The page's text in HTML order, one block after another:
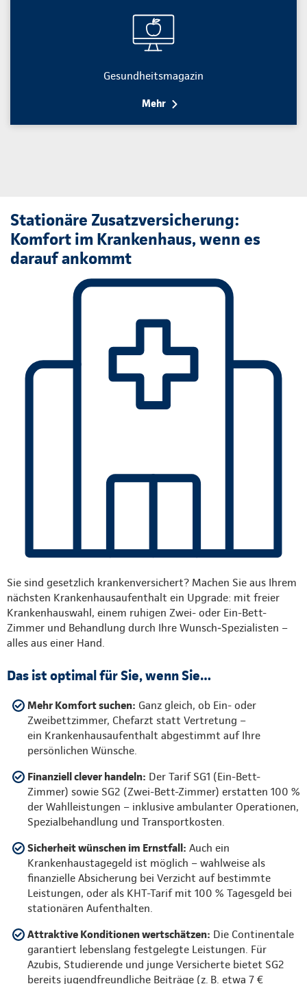
Gesundheitsmagazin
Mehr
Stationäre Zusatzversicherung:
Komfort im Krankenhaus, wenn es
darauf ankommt
Sie sind gesetzlich krankenversichert? Machen Sie aus Ihrem
nächsten Krankenhausaufenthalt ein Upgrade: mit freier
Krankenhauswahl, einem ruhigen Zwei- oder Ein-Bett-
Zimmer und Behandlung durch Ihre Wunsch‑Spezialisten –
alles aus einer Hand.
Das ist optimal für Sie, wenn Sie…
Mehr Komfort suchen: Ganz gleich, ob Ein- oder
Zweibettzimmer, Chefarzt statt Vertretung –
ein Krankenhausaufenthalt abgestimmt auf Ihre
persönlichen Wünsche.
Finanziell clever handeln: Der Tarif SG1 (Ein-Bett-
Zimmer) sowie SG2 (Zwei-Bett-Zimmer) erstatten 100 %
der Wahlleistungen – inklusive ambulanter Operationen,
Spezialbehandlung und Transportkosten.
Sicherheit wünschen im Ernstfall: Auch ein
Krankenhaustagegeld ist möglich – wahlweise als
finanzielle Absicherung bei Verzicht auf bestimmte
Leistungen, oder als KHT-Tarif mit 100 % Tagesgeld bei
stationären Aufenthalten.
Attraktive Konditionen wertschätzen: Die Continentale
garantiert lebenslang festgelegte Leistungen. Für
Azubis, Studierende und junge Versicherte bietet SG2
bereits jugendfreundliche Beiträge (z. B. etwa 7 €